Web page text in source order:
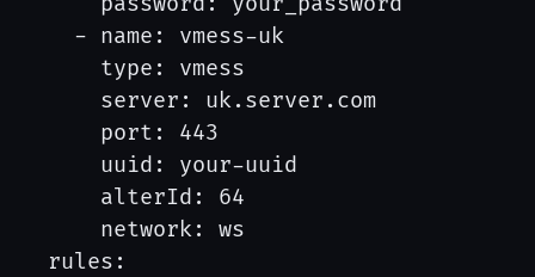
  - name: vmess-uk
    type: vmess
    server: uk.server.com
    port: 443
    uuid: your-uuid
    alterId: 64
    network: ws
rules: